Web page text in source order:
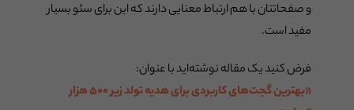
و صفحاتتان با هم ارتباط معنایی دارند که این برای سئو بسیار
مفید است.
فرض کنید یک مقاله نوشته‌اید با عنوان:
«بهترین گجت‌های کاربردی برای هدیه تولد زیر ۵۰۰ هزار